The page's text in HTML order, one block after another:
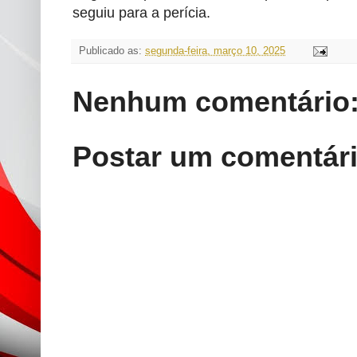
seguiu para a perícia.
Publicado as: segunda-feira, março 10, 2025
Nenhum
Postar um